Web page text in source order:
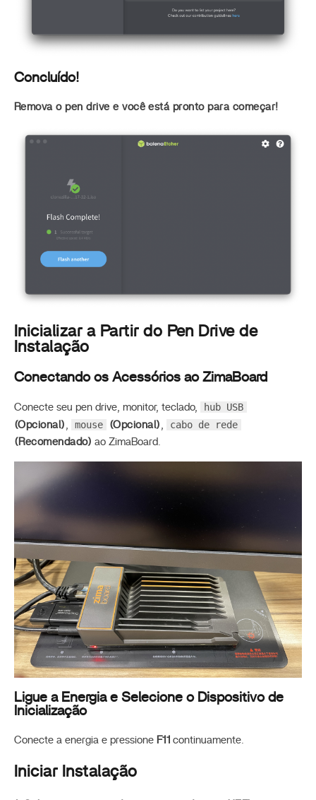
Concluído!
Remova o pen drive e você está pronto para começar!
Inicializar a Partir do Pen Drive de
Instalação
Conectando os Acessórios ao ZimaBoard
Conecte seu pen drive, monitor, teclado, hub USB
(Opcional) mouse (Opcional) cabo de rede
(Recomendado) ao ZimaBoard.
Ligue a Energia e Selecione o Dispositivo de
Inicialização
Conecte a energia e pressione F11 continuamente.
Iniciar Instalação